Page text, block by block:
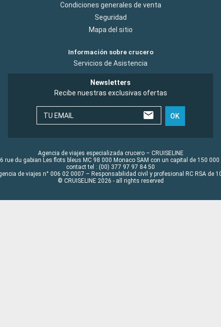
Condiciones generales de venta
Seguridad
Mapa del sitio
Información sobre crucero
Servicios de Asistencia
Newsletters
Recibe nuestras exclusivas ofertas
TU EMAIL OK
Agencia de viajes especializada crucero – CRUISELINE
rue du gabian Les flots bleus MC 98 000 Monaco SAM con un capital de 150 000
contact tel : (00) 377 97 97 84 50
de viajes n° 006 02 0007 – Responsabilidad civil y profesional RC RSA de
© CRUISELINE 2026 - all rights reserved